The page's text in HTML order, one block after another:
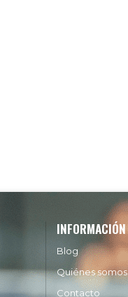
INFORMACIÓN
Blog
Quiénes somos
Contacto